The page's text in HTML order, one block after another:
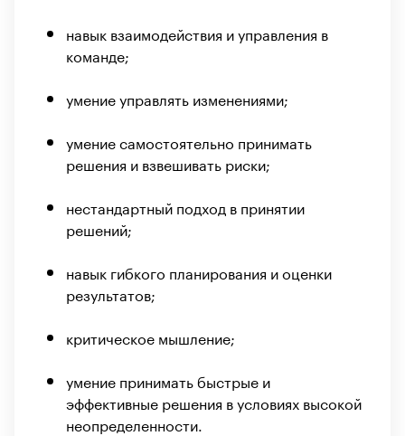
навык взаимодействия и управления в
команде;
умение управлять изменениями;
умение самостоятельно принимать
решения и взвешивать риски;
нестандартный подход в принятии
решений;
навык гибкого планирования и оценки
результатов;
критическое мышление;
умение принимать быстрые и
эффективные решения в условиях высокой
неопределенности.